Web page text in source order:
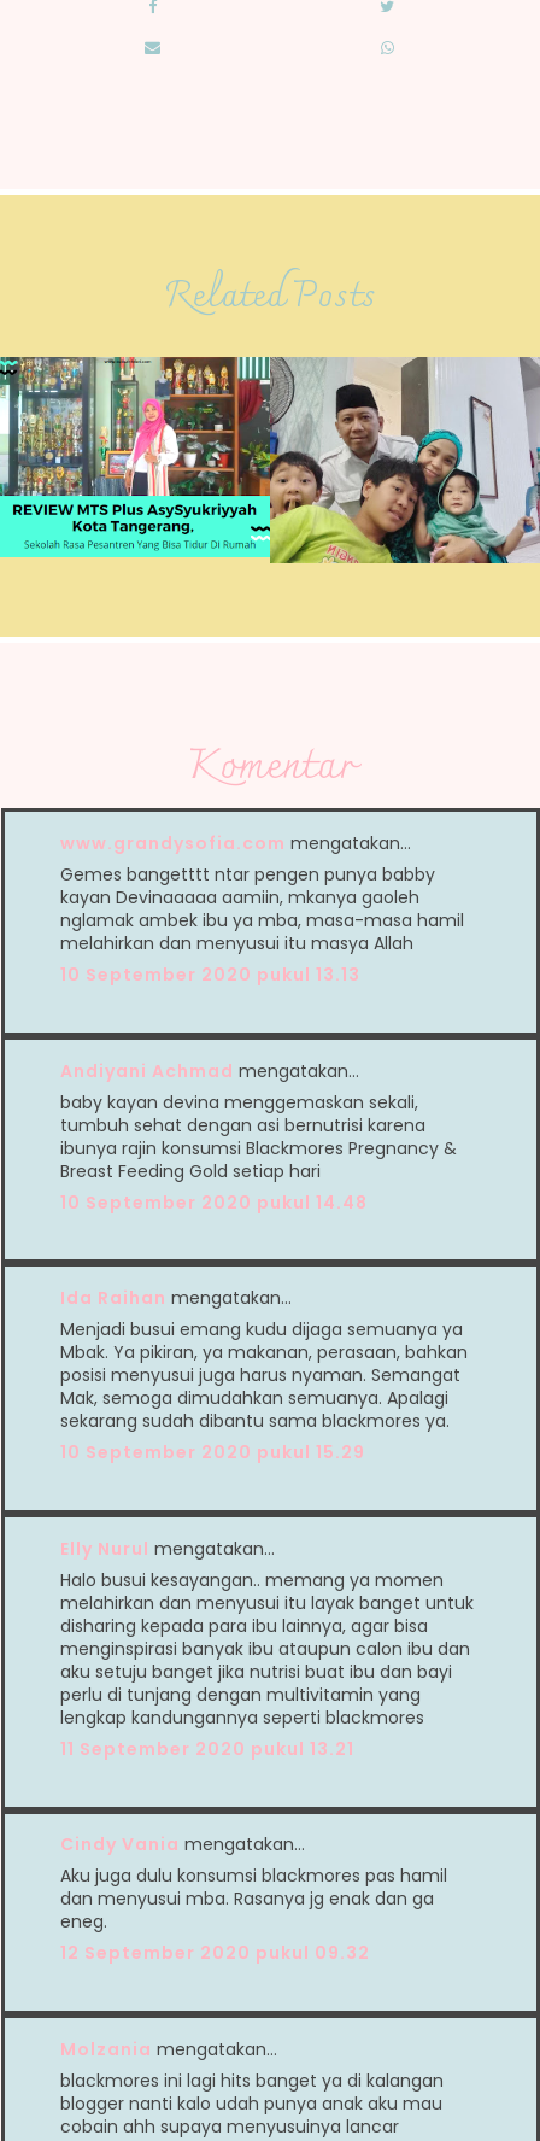
Related Posts
Komentar
www.grandysofia.com mengatakan…
Gemes bangetttt ntar pengen punya babby
kayan Devinaaaaa aamiin, mkanya gaoleh
nglamak ambek ibu ya mba, masa-masa hamil
melahirkan dan menyusui itu masya Allah
10 September 2020 pukul 13.13
Andiyani Achmad mengatakan…
baby kayan devina menggemaskan sekali,
tumbuh sehat dengan asi bernutrisi karena
ibunya rajin konsumsi Blackmores Pregnancy &
Breast Feeding Gold setiap hari
10 September 2020 pukul 14.48
Ida Raihan mengatakan…
Menjadi busui emang kudu dijaga semuanya ya
Mbak. Ya pikiran, ya makanan, perasaan, bahkan
posisi menyusui juga harus nyaman. Semangat
Mak, semoga dimudahkan semuanya. Apalagi
sekarang sudah dibantu sama blackmores ya.
10 September 2020 pukul 15.29
Elly Nurul mengatakan…
Halo busui kesayangan.. memang ya momen
melahirkan dan menyusui itu layak banget untuk
disharing kepada para ibu lainnya, agar bisa
menginspirasi banyak ibu ataupun calon ibu dan
aku setuju banget jika nutrisi buat ibu dan bayi
perlu di tunjang dengan multivitamin yang
lengkap kandungannya seperti blackmores
11 September 2020 pukul 13.21
Cindy Vania mengatakan…
Aku juga dulu konsumsi blackmores pas hamil
dan menyusui mba. Rasanya jg enak dan ga
eneg.
12 September 2020 pukul 09.32
Molzania mengatakan…
blackmores ini lagi hits banget ya di kalangan
blogger nanti kalo udah punya anak aku mau
cobain ahh supaya menyusuinya lancar